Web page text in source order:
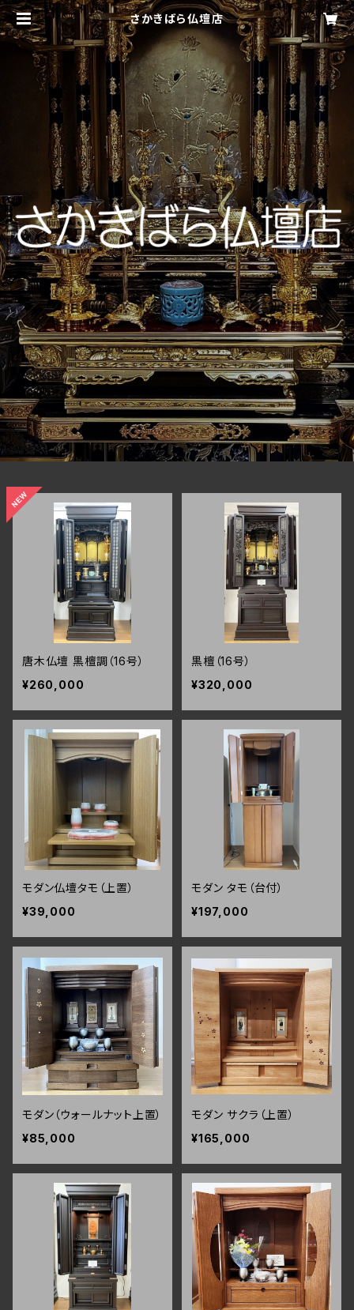
さかきばら仏壇店
唐木仏壇 黒檀調（16号）
¥260,000
黒檀（16号）
¥320,000
モダン仏壇タモ（上置）
¥39,000
モダン タモ（台付）
¥197,000
モダン（ウォールナット上置）
¥85,000
モダン サクラ（上置）
¥165,000